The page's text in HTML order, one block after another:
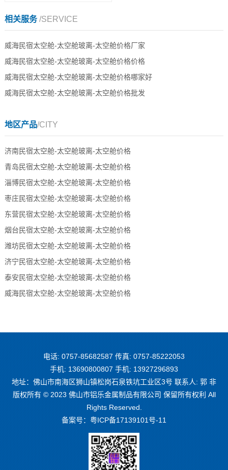
相关服务/SERVICE
威海民宿太空舱-太空舱玻离-太空舱价格厂家
威海民宿太空舱-太空舱玻离-太空舱价格价格
威海民宿太空舱-太空舱玻离-太空舱价格哪家好
威海民宿太空舱-太空舱玻离-太空舱价格批发
地区产品/CITY
济南民宿太空舱-太空舱玻离-太空舱价格
青岛民宿太空舱-太空舱玻离-太空舱价格
淄博民宿太空舱-太空舱玻离-太空舱价格
枣庄民宿太空舱-太空舱玻离-太空舱价格
东营民宿太空舱-太空舱玻离-太空舱价格
烟台民宿太空舱-太空舱玻离-太空舱价格
潍坊民宿太空舱-太空舱玻离-太空舱价格
济宁民宿太空舱-太空舱玻离-太空舱价格
泰安民宿太空舱-太空舱玻离-太空舱价格
威海民宿太空舱-太空舱玻离-太空舱价格
电话: 0757-85682587 传真: 0757-85222053
手机: 13690800807 手机: 13927296893
地址：佛山市南海区狮山镇松岗石泉铁坑工业区3号 联系人: 郭 非
版权所有 © 2023 佛山市铝乐金属制品有限公司 保留所有权利 All
Rights Reserved.
备案号： 粤ICP备17139101号-11